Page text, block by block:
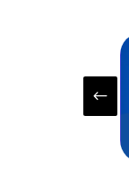
#